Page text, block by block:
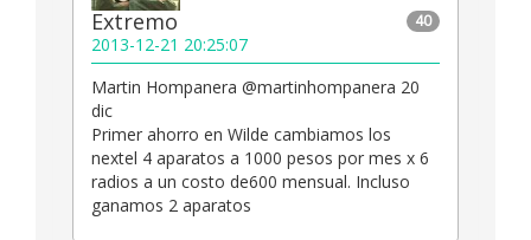
40
Extremo
2013-12-21 20:25:07
Martin Hompanera ‏@martinhompanera 20
dic
Primer ahorro en Wilde cambiamos los
nextel 4 aparatos a 1000 pesos por mes x 6
radios a un costo de600 mensual. Incluso
ganamos 2 aparatos